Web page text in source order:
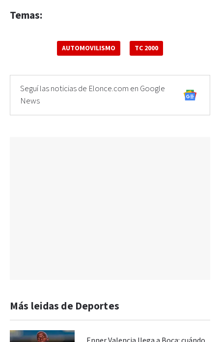
Temas:
AUTOMOVILISMO TC 2000
Seguí las noticias de Elonce.com en Google
News
Más leidas de Deportes